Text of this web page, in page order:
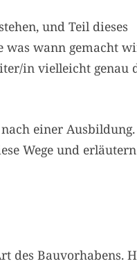
und Teil dieses
was wann gemacht
in vielleicht genau
einer Ausbildung.
Wege und erläutern
des Bauvorhabens.